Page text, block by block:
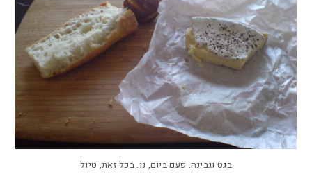
בגט וגבינה. פעם ביום, נו. בכל זאת, טיול